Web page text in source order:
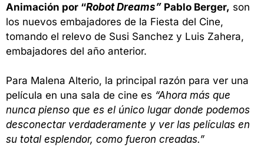
Animación por “Robot Dreams” Pablo Berger, son
los nuevos embajadores de la Fiesta del Cine,
tomando el relevo de Susi Sanchez y Luis Zahera,
embajadores del año anterior.
Para Malena Alterio, la principal razón para ver una
película en una sala de cine es “Ahora más que
nunca pienso que es el único lugar donde podemos
desconectar verdaderamente y ver las películas en
su total esplendor, como fueron creadas.”